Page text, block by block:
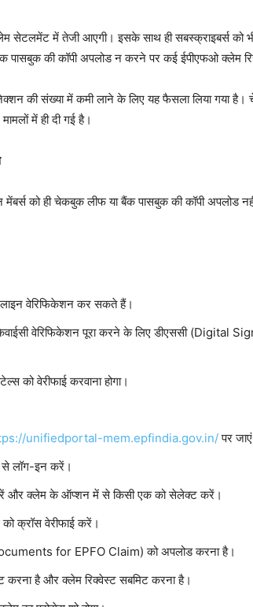
सेटलमेंट में तेजी आएगी। इसके साथ ही सबस्क्राइबर्स को
की कॉपी अपलोड न करने पर कई ईपीएफओ क्लेम
की संख्या में कमी लाने के लिए यह फैसला लिया गया
में ही दी गई है।
को ही चेकबुक लीफ या बैंक पासबुक की कॉपी अपलोड नहीं
वेरिफिकेशन कर सकते हैं।
बैंक केवाईसी वेरिफिकेशन पूरा करने के लिए डीएससी
को वेरीफाई करवाना होगा।
unifiedportal-mem.epfindia.gov.in/पर
से लॉग-इन करें।
और क्लेम के ऑप्शन में से किसी एक को सेलेक्ट करें।
क्रॉस वेरीफाई करें।
for EPFO Claim) को अपलोड करना है।
करना है और क्लेम रिक्वेस्ट सबमिट करना है।